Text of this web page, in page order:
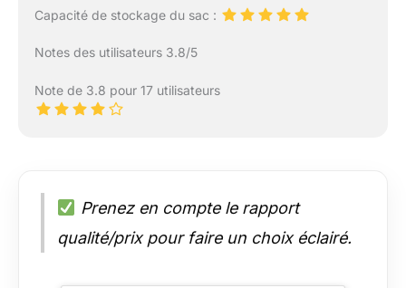
Capacité de stockage du sac :
Notes des utilisateurs 3.8/5
Note de 3.8 pour 17 utilisateurs
Prenez en compte le rapport
qualité/prix pour faire un choix éclairé.